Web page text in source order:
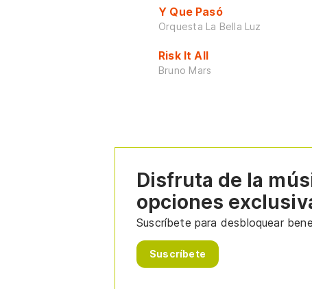
Y Que Pasó
Orquesta La Bella Luz
Risk It All
Bruno Mars
Disfruta de la
opciones
Suscríbete para desbloquear
Suscríbete